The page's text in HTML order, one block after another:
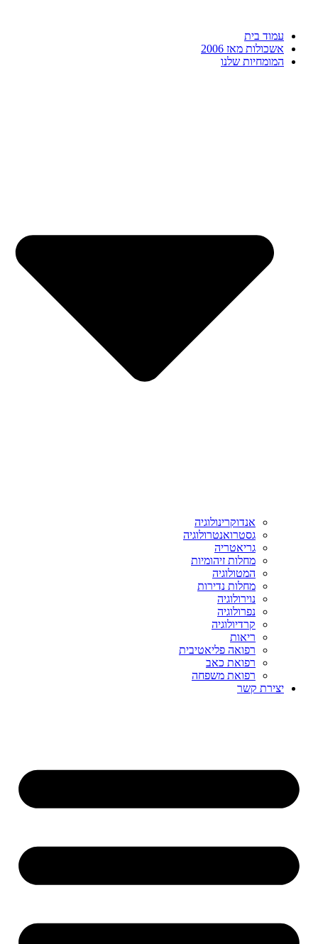
עמוד בית
אשכולות מאז 2006
המומחיות שלנו
אנדוקרינולוגיה
גסטרואנטרולוגיה
גריאטריה
מחלות זיהומיות
המטולוגיה
מחלות נדירות
נוירולוגיה
נפרולוגיה
קרדיולוגיה
ריאות
רפואה פליאטיבית
רפואת כאב
רפואת משפחה
יצירת קשר